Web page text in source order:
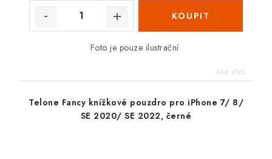
Foto je pouze ilustrační
Kód: 6762
Telone Fancy knížkové pouzdro pro iPhone 7/ 8/
SE 2020/ SE 2022, černé